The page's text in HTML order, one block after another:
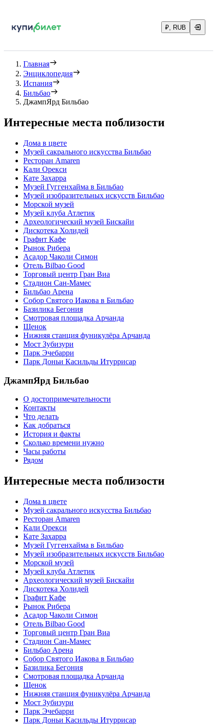
₽, RUB
Главная
Энциклопедия
Испания
Бильбао
ДжампЯрд Бильбао
Интересные места поблизости
Дома в цвете
Музей сакрального искусства Бильбао
Ресторан Amaren
Кали Орекси
Кате Захарра
Музей Гуггенхайма в Бильбао
Музей изобразительных искусств Бильбао
Морской музей
Музей клуба Атлетик
Археологический музей Бискайи
Дискотека Холидей
Графит Кафе
Рынок Рибера
Асадор Чаколи Симон
Отель Bilbao Good
Торговый центр Гран Виа
Стадион Сан-Мамес
Бильбао Арена
Собор Святого Иакова в Бильбао
Базилика Бегония
Смотровая площадка Арчанда
Щенок
Нижняя станция фуникулёра Арчанда
Мост Зубизури
Парк Эчебарри
Парк Доньи Касильды Итуррисар
ДжампЯрд Бильбао
О достопримечательности
Контакты
Что делать
Как добраться
История и факты
Сколько времени нужно
Часы работы
Рядом
Интересные места поблизости
Дома в цвете
Музей сакрального искусства Бильбао
Ресторан Amaren
Кали Орекси
Кате Захарра
Музей Гуггенхайма в Бильбао
Музей изобразительных искусств Бильбао
Морской музей
Музей клуба Атлетик
Археологический музей Бискайи
Дискотека Холидей
Графит Кафе
Рынок Рибера
Асадор Чаколи Симон
Отель Bilbao Good
Торговый центр Гран Виа
Стадион Сан-Мамес
Бильбао Арена
Собор Святого Иакова в Бильбао
Базилика Бегония
Смотровая площадка Арчанда
Щенок
Нижняя станция фуникулёра Арчанда
Мост Зубизури
Парк Эчебарри
Парк Доньи Касильды Итуррисар